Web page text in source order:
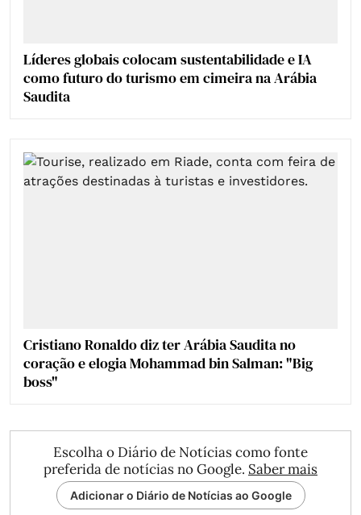
Líderes globais colocam sustentabilidade e IA
como futuro do turismo em cimeira na Arábia
Saudita
Cristiano Ronaldo diz ter Arábia Saudita no
coração e elogia Mohammad bin Salman: "Big
boss"
Escolha o Diário de Notícias como fonte
preferida de notícias no Google. Saber mais
Adicionar o Diário de Notícias ao Google